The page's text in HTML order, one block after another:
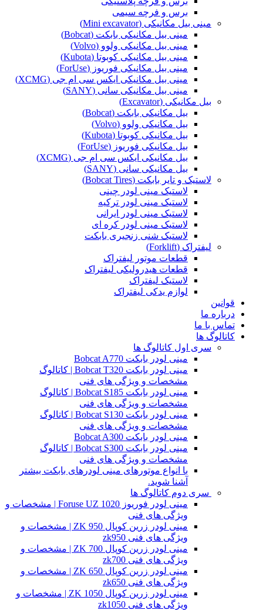
برس و فرچه سیمی
مینی بیل مکانیکی (Mini excavator)
مینی بیل مکانیکی بابکت (Bobcat)
مینی بیل مکانیکی ولوو (Volvo)
مینی بیل مکانیکی کوبوتا (Kubota)
مینی بیل مکانیکی فوریوز (ForUse)
مینی بیل مکانیکی ایکس سی ام جی (XCMG)
مینی بیل مکانیکی سانی (SANY)
بیل مکانیکی (Excavator)
بیل مکانیکی بابکت (Bobcat)
بیل مکانیکی ولوو (Volvo)
بیل مکانیکی کوبوتا (Kubota)
بیل مکانیکی فوریوز (ForUse)
بیل مکانیکی ایکس سی ام جی (XCMG)
بیل مکانیکی سانی (SANY)
لاستیک و تایر بابکت (Bobcat Tires)
لاستیک مینی لودر چینی
لاستیک مینی لودر ترکیه
لاستیک مینی لودر ایرانی
لاستیک مینی لودر کره ای
لاستیک شنی زنجیری بابکت
لیفتراک (Forklift)
قطعات موتور لیفتراک
قطعات هیدرولیکی لیفتراک
لاستیک لیفتراک
لوازم یدکی لیفتراک
قوانین
درباره ما
تماس با ما
کاتالوگ ها
سری اول کاتالوگ ها
مینی لودر بابکت Bobcat A770
مینی لودر بابکت Bobcat T320 | کاتالوگ
مشخصات و ویژگی های فنی
مینی لودر بابکت Bobcat S185 | کاتالوگ
مشخصات و ویژگی های فنی
مینی لودر بابکت Bobcat S130 | کاتالوگ
مشخصات و ویژگی های فنی
مینی لودر بابکت Bobcat A300
مینی لودر بابکت Bobcat S300 | کاتالوگ
مشخصات و ویژگی های فنی
با انواع موتورهای مینی لودرهای بابکت بیشتر
آشنا شوید.
سری دوم کاتالوگ ها
مینی لودر فوریوز Foruse UZ 1020 | مشخصات و
ویژگی های فنی
مینی لودر زرین کوپال ZK 950 | مشخصات و
ویژگی های فنی zk950
مینی لودر زرین کوپال ZK 700 | مشخصات و
ویژگی های فنی zk700
مینی لودر زرین کوپال ZK 650 | مشخصات و
ویژگی های فنی zk650
مینی لودر زرین کوپال ZK 1050 | مشخصات و
ویژگی های فنی zk1050